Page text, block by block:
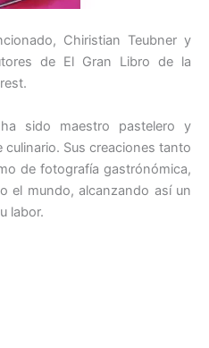
Chiristian Teubner y
de El Gran Libro de la
sido maestro pastelero y
Sus creaciones tanto
de fotografía gastrónómica,
el mundo, alcanzando así un
labor.